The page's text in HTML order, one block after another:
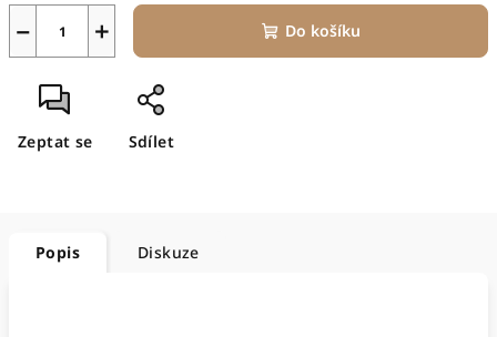
+
− Do košíku
Zeptat se Sdílet
Popis Diskuze